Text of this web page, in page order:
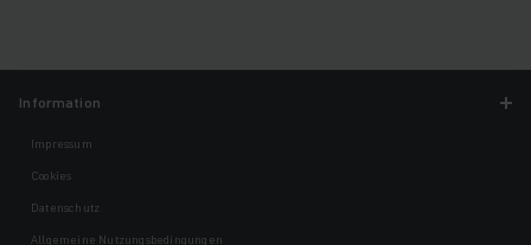
Information
Impressum
Cookies
Datenschutz
Allgemeine Nutzungsbedingungen